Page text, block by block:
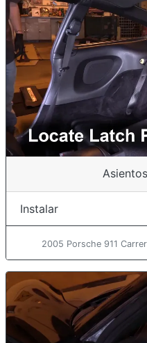
Instalar
2005 Porsche 911